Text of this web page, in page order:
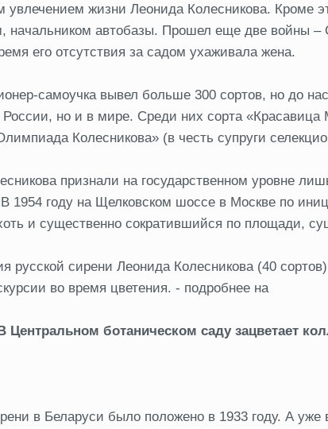
жизни Леонида Колесникова. Кроме
автобазы. Прошел еще две войны –
его отсутствия за садом ухаживала жена.
самоучка вывел больше 300 сортов, но до
России, но и в мире. Среди них сорта «Красавица
Колесникова» (в честь супруги
признали на государственном уровне
1954 году на Щелковском шоссе в Москве по
и существенно сократившийся по площади,
русской сирени Леонида Колесникова (40
во время цветения. - подробнее на
Центральном ботаническом саду зацветает
в Беларуси было положено в 1933 году. А уже